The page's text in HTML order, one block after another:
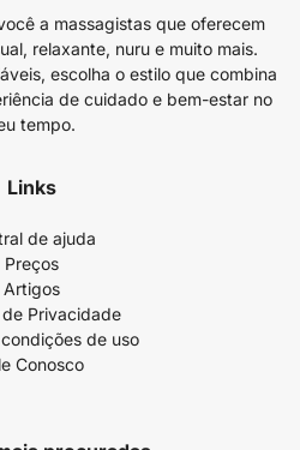
a massagistas que oferecem
relaxante, nuru e muito mais.
escolha o estilo que combina
de cuidado e bem-estar no
tempo.
Links
de ajuda
Preços
Artigos
Privacidade
de uso
Conosco